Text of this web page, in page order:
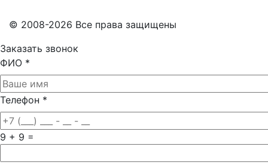
© 2008-2026 Все права защищены
Заказать звонок
ФИО *
Телефон *
9 + 9 =